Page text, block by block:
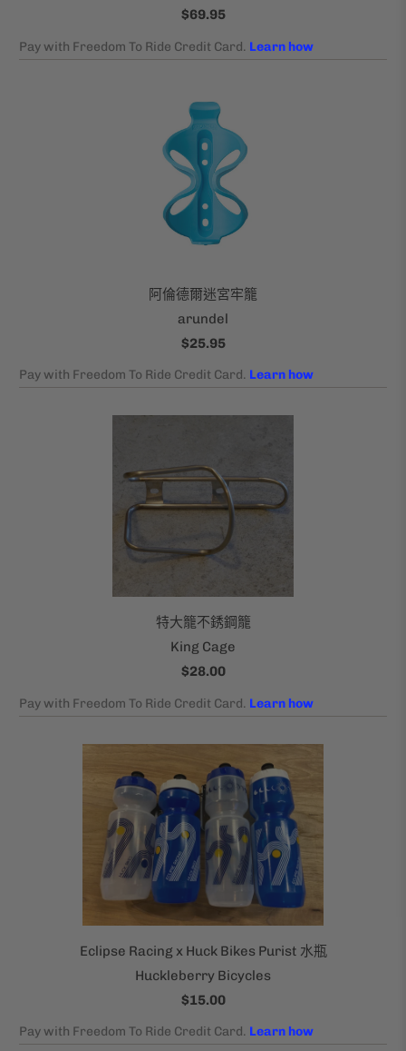
$69.95
阿倫德爾迷宮牢籠
arundel
$25.95
特大籠不銹鋼籠
King Cage
$28.00
Eclipse Racing x Huck Bikes Purist 水瓶
Huckleberry Bicycles
$15.00